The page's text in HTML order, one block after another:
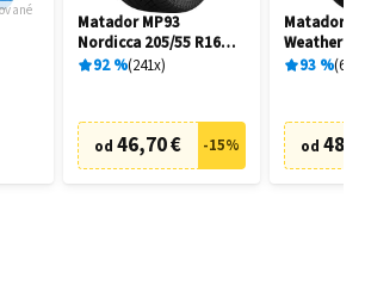
Matador MP93
Nordicca 205/55 R16
91H
92% 241x
od 46,70 € -15%
Matador
Weather
R16 91H
93% 69
od